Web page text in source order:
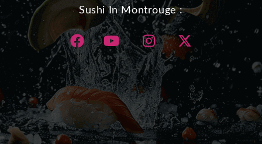
Sushi In Montrouge :